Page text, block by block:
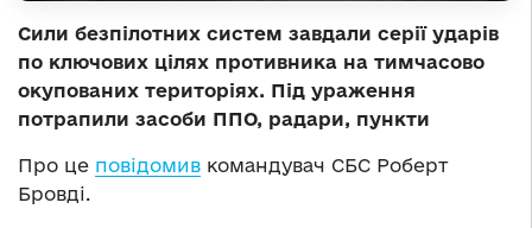
Сили безпілотних систем завдали серії ударів
по ключових цілях противника на тимчасово
окупованих територіях. Під ураження
потрапили засоби ППО, радари, пункти
Про це повідомив командувач СБС Роберт
Бровді.